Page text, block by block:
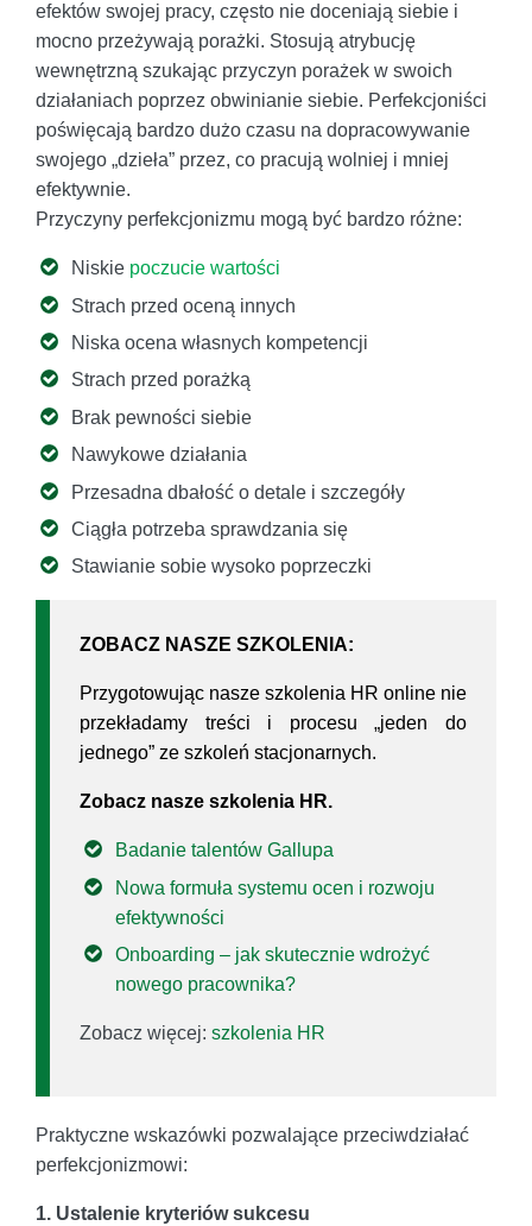
efektów swojej pracy, często nie doceniają siebie i
mocno przeżywają porażki. Stosują atrybucję
wewnętrzną szukając przyczyn porażek w swoich
działaniach poprzez obwinianie siebie. Perfekcjoniści
poświęcają bardzo dużo czasu na dopracowywanie
swojego „dzieła” przez, co pracują wolniej i mniej
efektywnie.
Przyczyny perfekcjonizmu mogą być bardzo różne:
Niskie poczucie wartości
Strach przed oceną innych
Niska ocena własnych kompetencji
Strach przed porażką
Brak pewności siebie
Nawykowe działania
Przesadna dbałość o detale i szczegóły
Ciągła potrzeba sprawdzania się
Stawianie sobie wysoko poprzeczki
ZOBACZ NASZE SZKOLENIA:
Przygotowując nasze szkolenia HR online nie
przekładamy treści i procesu „jeden do
jednego” ze szkoleń stacjonarnych.
Zobacz nasze szkolenia HR.
Badanie talentów Gallupa
Nowa formuła systemu ocen i rozwoju
efektywności
Onboarding – jak skutecznie wdrożyć
nowego pracownika?
Zobacz więcej: szkolenia HR
Praktyczne wskazówki pozwalające przeciwdziałać
perfekcjonizmowi:
1. Ustalenie kryteriów sukcesu